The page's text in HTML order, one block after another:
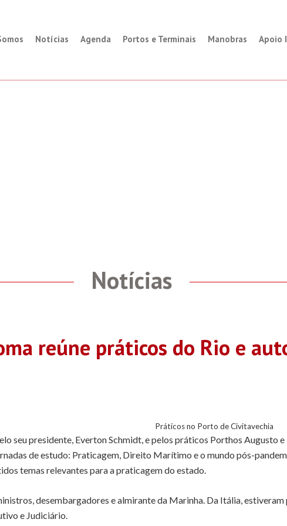
Notícias Agenda Portos e Terminais Manobras Apoio
Notícias
reúne práticos do Rio e
Práticos no Porto de Civitavechia
seu presidente, Everton Schmidt, e pelos práticos Porthos Augusto
de estudo: Praticagem, Direito Marítimo e o mundo pós-
temas relevantes para a praticagem do estado.
desembargadores e almirante da Marinha. Da Itália,
e Judiciário.